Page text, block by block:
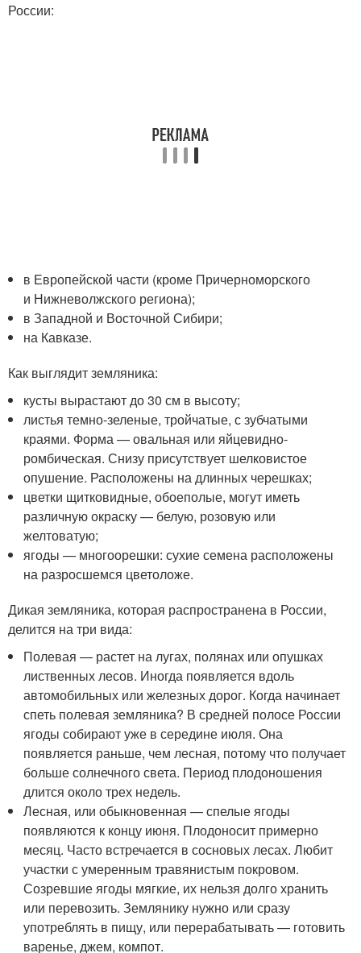
России:
в Европейской части (кроме Причерноморского
и Нижневолжского региона);
в Западной и Восточной Сибири;
на Кавказе.
Как выглядит земляника:
кусты вырастают до 30 см в высоту;
листья темно-зеленые, тройчатые, с зубчатыми
краями. Форма — овальная или яйцевидно-
ромбическая. Снизу присутствует шелковистое
опушение. Расположены на длинных черешках;
цветки щитковидные, обоеполые, могут иметь
различную окраску — белую, розовую или
желтоватую;
ягоды — многоорешки: сухие семена расположены
на разросшемся цветоложе.
Дикая земляника, которая распространена в России,
делится на три вида:
Полевая — растет на лугах, полянах или опушках
лиственных лесов. Иногда появляется вдоль
автомобильных или железных дорог. Когда начинает
спеть полевая земляника? В средней полосе России
ягоды собирают уже в середине июля. Она
появляется раньше, чем лесная, потому что получает
больше солнечного света. Период плодоношения
длится около трех недель.
Лесная, или обыкновенная — спелые ягоды
появляются к концу июня. Плодоносит примерно
месяц. Часто встречается в сосновых лесах. Любит
участки с умеренным травянистым покровом.
Созревшие ягоды мягкие, их нельзя долго хранить
или перевозить. Землянику нужно или сразу
употреблять в пищу, или перерабатывать — готовить
варенье, джем, компот.